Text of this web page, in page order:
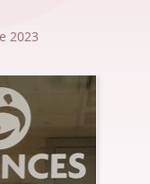
2023